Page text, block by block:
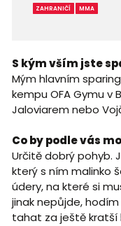
ZAHRANIČÍ MMA
S kým vším jste
Mým hlavním
kempu OFA Gymu v
Jaloviarem nebo
Co by podle vás
Určitě dobrý pohyb.
který s ním malinko
údery, na které si
jinak nepůjde,
tahat za ještě kratší